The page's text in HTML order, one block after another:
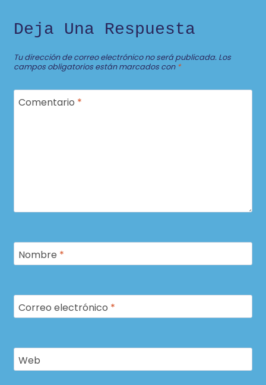
Deja Una Respuesta
Tu dirección de correo electrónico no será publicada. Los
campos obligatorios están marcados con *
Comentario *
Nombre *
Correo electrónico *
Web